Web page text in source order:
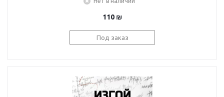
110 ₪
Под заказ